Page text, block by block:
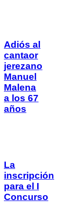
Adiós al
cantaor
jerezano
Manuel
Malena
a los 67
años
La
inscripción
para el I
Concurso